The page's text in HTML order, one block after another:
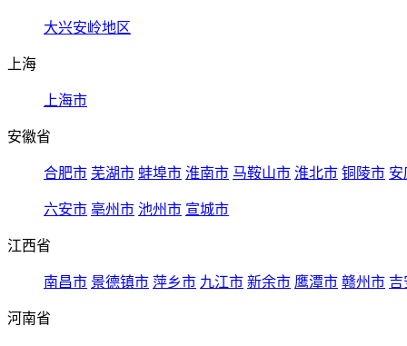
大兴安岭地区
上海
上海市
安徽省
合肥市 芜湖市 蚌埠市 淮南市 马鞍山市 淮北市 铜陵市 安
六安市 亳州市 池州市 宣城市
江西省
南昌市 景德镇市 萍乡市 九江市 新余市 鹰潭市 赣州市 吉
河南省